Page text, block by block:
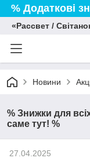
% Додаткові
«Рассвет /
Новини
% Знижки для
саме тут! %
27.04.2025